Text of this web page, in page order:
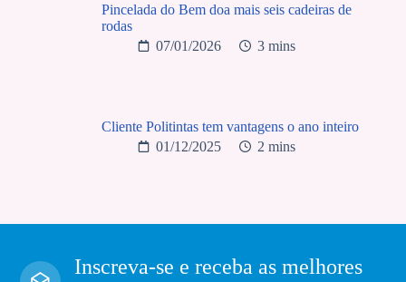
Pincelada do Bem doa mais seis cadeiras de
rodas
07/01/2026
3 mins
Cliente Politintas tem vantagens o ano inteiro
01/12/2025
2 mins
Inscreva-se e receba as melhores